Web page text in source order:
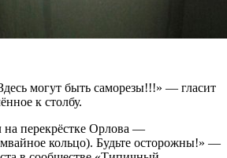
могут быть саморезы!!!» — гласит
к столбу.
на перекрёстке Орлова —
кольцо). Будьте осторожны!» —